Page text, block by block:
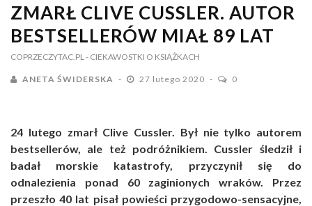
ZMARŁ CLIVE CUSSLER. AUTOR
BESTSELLERÓW MIAŁ 89 LAT
COPRZECZYTAC.PL - CIEKAWOSTKI O KSIĄŻKACH
ANETA ŚWIDERSKA 27 lutego 2020 0
24 lutego zmarł Clive Cussler. Był nie tylko autorem
bestsellerów, ale też podróżnikiem. Cussler śledził i
badał morskie katastrofy, przyczynił się do
odnalezienia ponad 60 zaginionych wraków. Przez
przeszło 40 lat pisał powieści przygodowo-sensacyjne,